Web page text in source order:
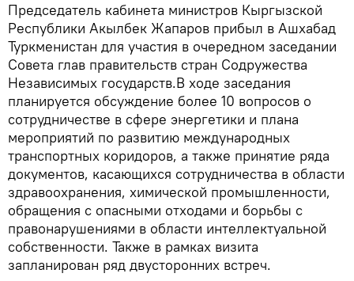
Председатель кабинета министров Кыргызской
Республики Акылбек Жапаров прибыл в Ашхабад
Туркменистан для участия в очередном заседании
Совета глав правительств стран Содружества
Независимых государств.В ходе заседания
планируется обсуждение более 10 вопросов о
сотрудничестве в сфере энергетики и плана
мероприятий по развитию международных
транспортных коридоров, а также принятие ряда
документов, касающихся сотрудничества в области
здравоохранения, химической промышленности,
обращения с опасными отходами и борьбы с
правонарушениями в области интеллектуальной
собственности. Также в рамках визита
запланирован ряд двусторонних встреч.